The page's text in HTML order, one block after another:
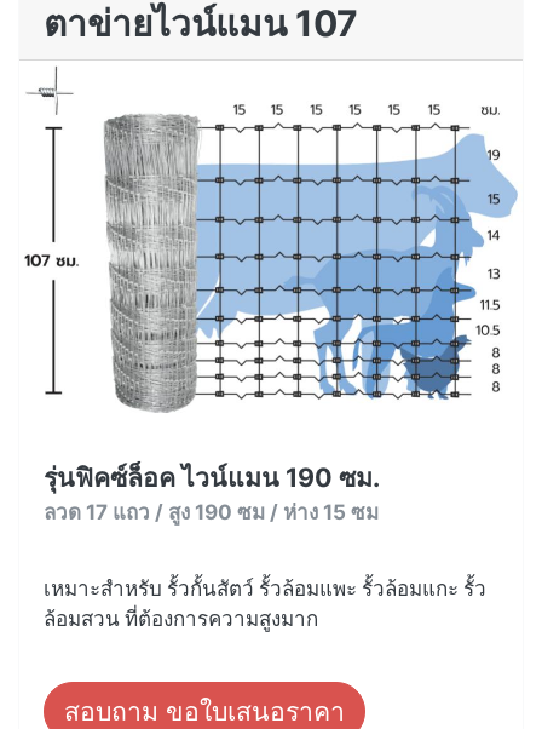
ตาข่ายไวน์แมน 107
รุ่นฟิคซ์ล็อค ไวน์แมน 190 ซม.
ลวด 17 แถว / สูง 190 ซม / ห่าง 15 ซม
เหมาะสำหรับ รั้วกั้นสัตว์ รั้วล้อมแพะ รั้วล้อมแกะ รั้ว
ล้อมสวน ที่ต้องการความสูงมาก
สอบถาม ขอใบเสนอราคา